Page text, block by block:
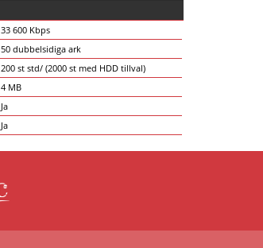
33 600 Kbps
50 dubbelsidiga ark
200 st std/ (2000 st med HDD tillval)
4 MB
Ja
Ja